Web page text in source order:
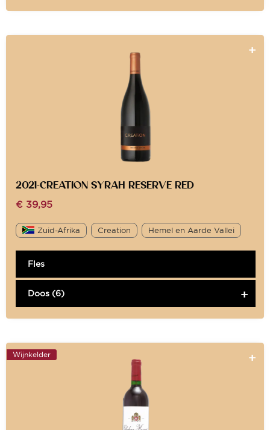
2021-CREATION SYRAH RESERVE RED
€ 39,95
Zuid-Afrika Creation Hemel en Aarde Vallei
Fles
Doos (6)
Wijnkelder